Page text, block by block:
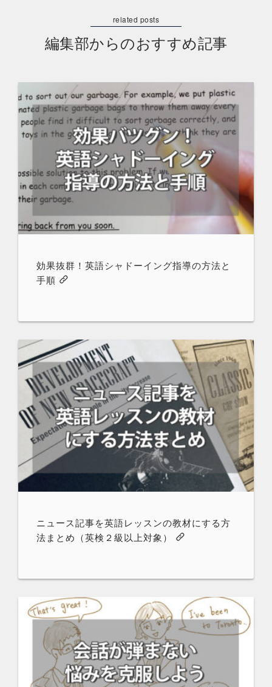
編集部からのおすすめ記事
効果抜群！英語シャドーイング指導の方法と
手順
ニュース記事を英語レッスンの教材にする方
法まとめ（英検２級以上対象）